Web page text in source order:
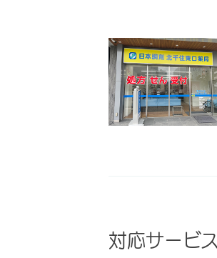
対応サービス